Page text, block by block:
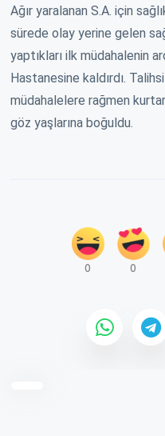
Ağır yaralanan S.A. için
sürede olay yerine gelen
yaptıkları ilk müdahalenin
Hastanesine kaldırdı.
müdahalelere rağmen
göz yaşlarına boğuldu.
0 0